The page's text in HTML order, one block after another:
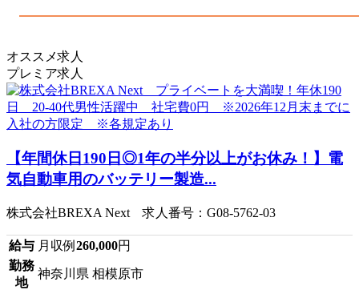
オススメ求人
プレミア求人
【年間休日190日◎1年の半分以上がお休み！】電
気自動車用のバッテリー製造...
株式会社BREXA Next 求人番号：G08-5762-03
給与 月収例 260,000円
勤務
地
神奈川県 相模原市